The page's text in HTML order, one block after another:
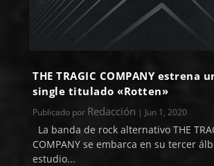
THE TRAGIC COMPANY estrena
single titulado «Rotten»
Publicado por Redacción | Jun 1, 2020
La banda de rock alternativo THE
COMPANY se embarca en su tercer
estudio...